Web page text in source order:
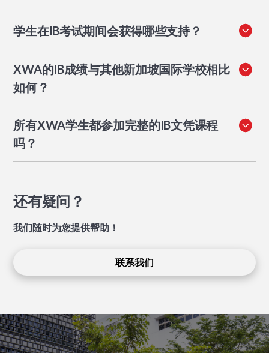
竞争激烈的大学中具有竞争力。40分以上的成绩使学生位
中11%的学生获得40分或以上。
学生在IB考试期间会获得哪些支持？
包括模拟考试、复习课程和个性化教师辅导。大学升学指
导与学术准备同步进行，确保学生在处理申请和考试时，
XWA的IB成绩与其他新加坡国际学校相比
如何？
数30.58分。如需进行具体的学校间比较，家长应查阅各
学校公布的结果，因为评估方法和学生人数各不相同。
所有XWA学生都参加完整的IB文凭课程
吗？
的是完成完整文凭课程的学生。
还有疑问？
我们随时为您提供帮助！
联系我们